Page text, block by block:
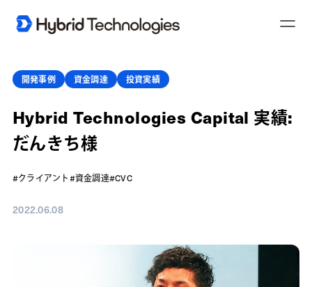
i
g
開発事例 資金調達 投資実績
Hybrid Technologies Capital 実績:
だんきち様
#クライアント#資金調達#CVC
2022.06.08